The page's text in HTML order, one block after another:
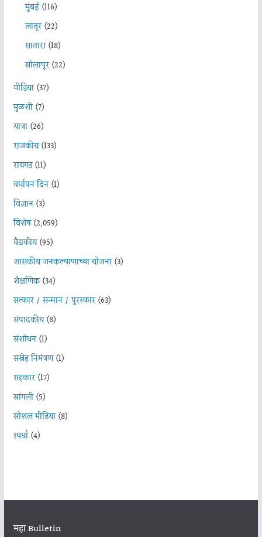
मुंबई(116)
लातूर(22)
सातारा(18)
सोलापूर(22)
मीडिया(37)
मुळशी(7)
यात्रा(26)
राजकीय(133)
रायगड(11)
वर्धापन दिन(1)
विज्ञान(3)
विशेष(2,059)
वैद्यकीय(95)
शासकीय जनकल्याणाच्या योजना(3)
शैक्षणिक(34)
सत्कार / सन्मान / पुरस्कार(63)
संपादकीय(8)
संशोधन(1)
सस्नेह निमंत्रण(1)
सहकार(17)
सांगली(5)
सोशल मीडिया(8)
स्पर्धा(4)
महा Bulletin